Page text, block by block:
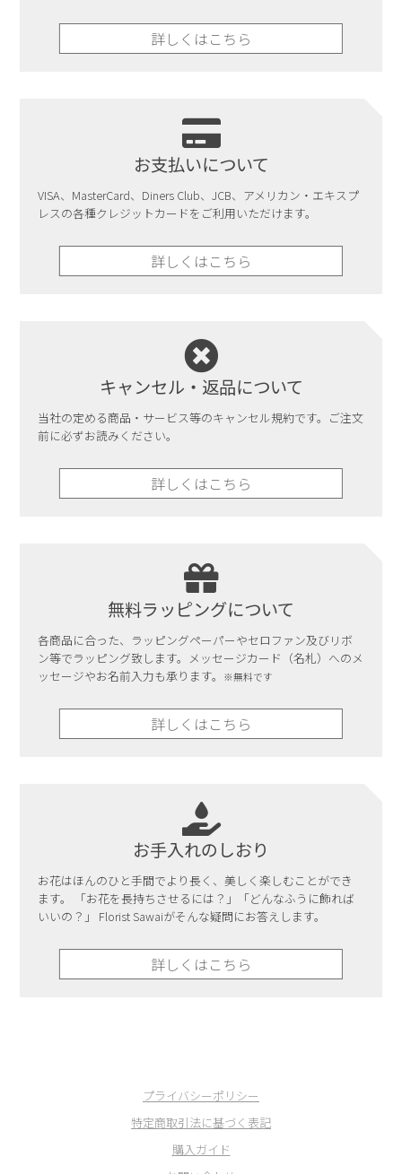
詳しくはこちら
お支払いについて
VISA、MasterCard、Diners Club、JCB、アメリカン・エキスプ
レスの各種クレジットカードをご利用いただけます。
詳しくはこちら
詳しくはこちら
キャンセル・返品について
当社の定める商品・サービス等のキャンセル規約です。ご注文
前に必ずお読みください。
詳しくはこちら
無料ラッピングについて
各商品に合った、ラッピングペーパーやセロファン及びリボ
ン等でラッピング致します。メッセージカード（名札）へのメ
ッセージやお名前入力も承ります。
※無料です
詳しくはこちら
お手入れのしおり
お花はほんのひと手間でより長く、美しく楽しむことができ
ます。 「お花を長持ちさせるには？」「どんなふうに飾れば
いいの？」 Florist Sawaiがそんな疑問にお答えします。
詳しくはこちら
プライバシーポリシー
特定商取引法に基づく表記
購入ガイド